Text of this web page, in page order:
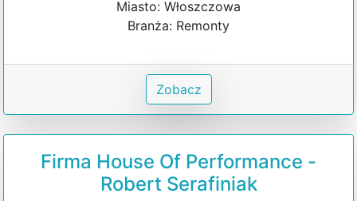
Miasto: Włoszczowa
Branża: Remonty
Zobacz
Firma House Of Performance -
Robert Serafiniak